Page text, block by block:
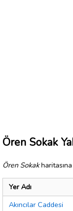
Ören Sokak
Ören Sokak
Yer Adı
Akıncılar Caddesi